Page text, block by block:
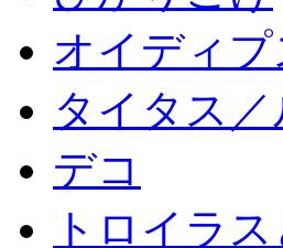
オイディプ
タイタス
デコ
トロイラ